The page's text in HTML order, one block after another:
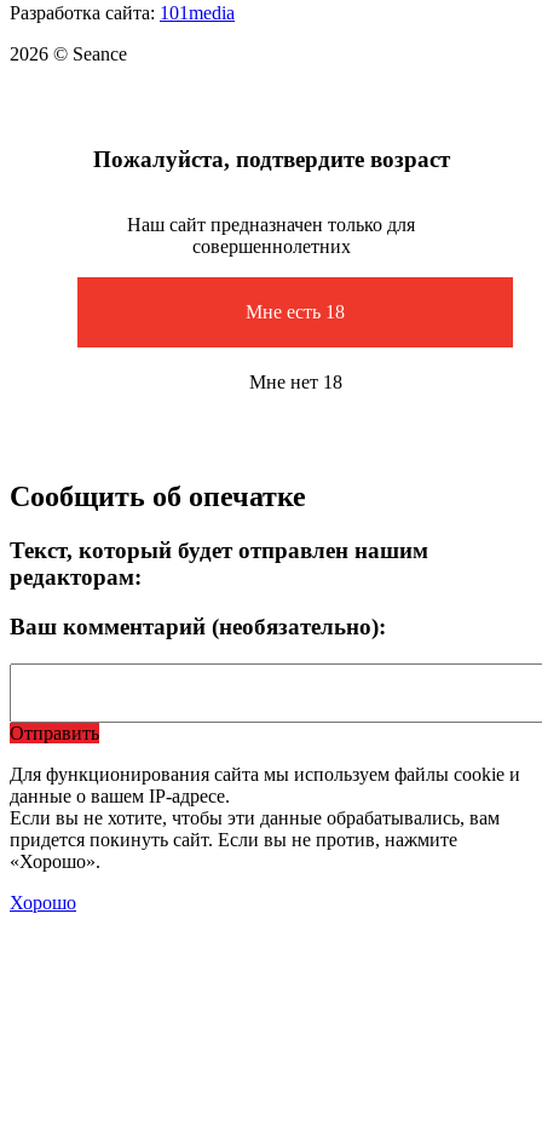
Разработка сайта: 101media
2026 © Seance
Пожалуйста, подтвердите возраст
Наш сайт предназначен только для
совершеннолетних
Мне есть 18
Мне нет 18
Сообщить об опечатке
Текст, который будет отправлен нашим
редакторам:
Ваш комментарий (необязательно):
Отправить
Для функционирования сайта мы используем файлы cookie и
данные о вашем IP-адресе.
Если вы не хотите, чтобы эти данные обрабатывались, вам
придется покинуть сайт. Если вы не против, нажмите
«Хорошо».
Хорошо